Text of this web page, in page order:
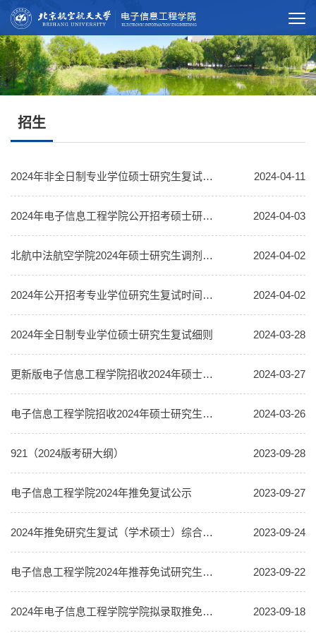
招生
2024年非全日制专业学位硕士研究生复试细则 2024-04-11
2024年电子信息工程学院公开招考硕士研究生复试公示 2024-04-03
北航中法航空学院2024年硕士研究生调剂工作宣讲会 2024-04-02
2024年公开招考专业学位研究生复试时间、地点及顺序-公布 2024-04-02
2024年全日制专业学位硕士研究生复试细则 2024-03-28
更新版电子信息工程学院招收2024年硕士研究生一志愿复试录取工作方案 2024-03-27
电子信息工程学院招收2024年硕士研究生复试录取工作方案 2024-03-26
921（2024版考研大纲） 2023-09-28
电子信息工程学院2024年推免复试公示 2023-09-27
2024年推免研究生复试（学术硕士）综合面试安排 2023-09-24
电子信息工程学院2024年推荐免试研究生复试细则 2023-09-22
2024年电子信息工程学院学院拟录取推免专业及名额 2023-09-18